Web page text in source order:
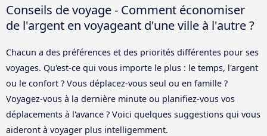
Conseils de voyage - Comment économiser
de l'argent en voyageant d'une ville à l'autre ?
Chacun a des préférences et des priorités différentes pour ses
voyages. Qu'est-ce qui vous importe le plus : le temps, l'argent
ou le confort ? Vous déplacez-vous seul ou en famille ?
Voyagez-vous à la dernière minute ou planifiez-vous vos
déplacements à l'avance ? Voici quelques suggestions qui vous
aideront à voyager plus intelligemment.